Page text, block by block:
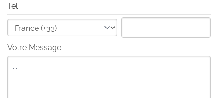
Tel
Votre Message